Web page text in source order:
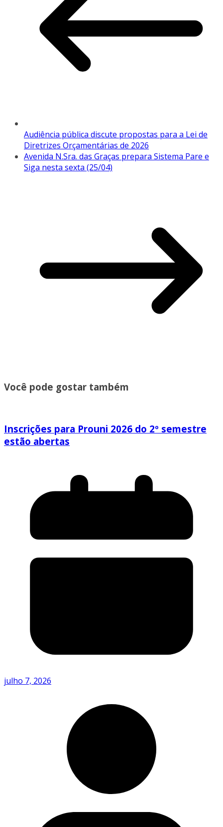
Audiência pública discute propostas para a Lei de
Diretrizes Orçamentárias de 2026
Avenida N.Sra. das Graças prepara Sistema Pare e
Siga nesta sexta (25/04)
Você pode gostar também
Inscrições para Prouni 2026 do 2º semestre
estão abertas
julho 7, 2026